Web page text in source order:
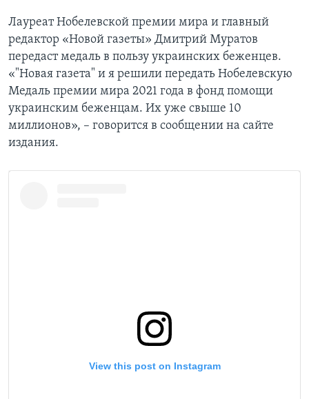
Лауреат Нобелевской премии мира и главный
редактор «Новой газеты» Дмитрий Муратов
передаст медаль в пользу украинских беженцев.
«"Новая газета" и я решили передать Нобелевскую
Медаль премии мира 2021 года в фонд помощи
украинским беженцам. Их уже свыше 10
миллионов», – говорится в сообщении на сайте
издания.